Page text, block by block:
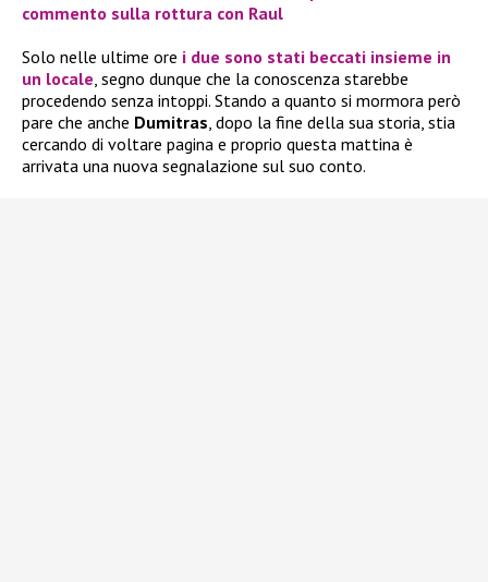
commento sulla rottura con Raul
Solo nelle ultime ore i due sono stati beccati insieme in
un locale, segno dunque che la conoscenza starebbe
procedendo senza intoppi. Stando a quanto si mormora però
pare che anche Dumitras, dopo la fine della sua storia, stia
cercando di voltare pagina e proprio questa mattina è
arrivata una nuova segnalazione sul suo conto.